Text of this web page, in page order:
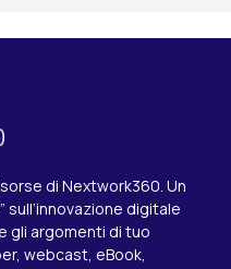
di Nextwork360. Un
sull’innovazione digitale
gli argomenti di tuo
webcast, eBook,